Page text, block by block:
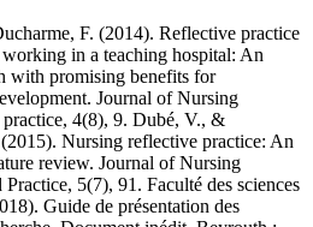
F. (2014). Reflective practice
working in a teaching hospital: An
with promising benefits for
Journal of Nursing
practice, 4(8), 9. Dubé, V., &
Nursing reflective practice: An
review. Journal of Nursing
5(7), 91. Faculté des sciences
Guide de présentation des